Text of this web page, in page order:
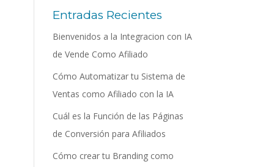
Entradas Recientes
Bienvenidos a la Integracion con IA
de Vende Como Afiliado
Cómo Automatizar tu Sistema de
Ventas como Afiliado con la IA
Cuál es la Función de las Páginas
de Conversión para Afiliados
Cómo crear tu Branding como